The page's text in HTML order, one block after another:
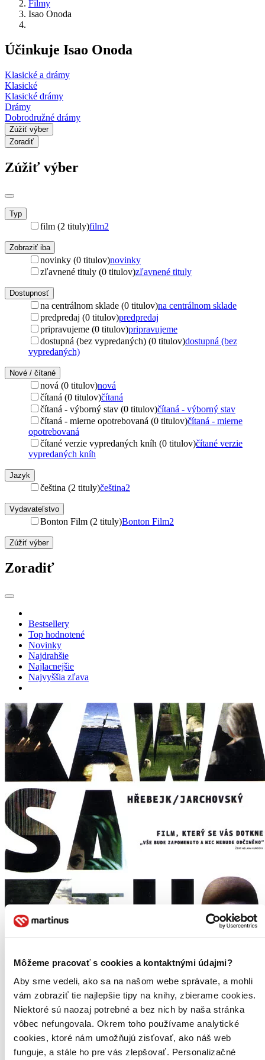
Môžeme pracovať s cookies a kontaktnými údajmi?
Aby sme vedeli, ako sa na našom webe správate, a mohli
vám zobraziť tie najlepšie tipy na knihy, zbierame cookies.
Niektoré sú naozaj potrebné a bez nich by naša stránka
vôbec nefungovala. Okrem toho používame analytické
cookies, ktoré nám umožňujú zisťovať, ako náš web
funguje, a stále ho pre vás zlepšovať. Personalizačné
Filmy
Isao Onoda
Účinkuje Isao Onoda
Klasické a drámy
Klasické
Klasické drámy
Drámy
Dobrodružné drámy
Zúžiť výber
Zoradiť
Zúžiť výber
Typ
film (2 tituly)film2
Zobraziť iba
novinky (0 titulov)novinky
zľavnené tituly (0 titulov)zľavnené tituly
Dostupnosť
na centrálnom sklade (0 titulov)na centrálnom sklade
predpredaj (0 titulov)predpredaj
pripravujeme (0 titulov)pripravujeme
dostupná (bez vypredaných) (0 titulov)dostupná (bez
vypredaných)
Nové / čítané
nová (0 titulov)nová
čítaná (0 titulov)čítaná
čítaná - výborný stav (0 titulov)čítaná - výborný stav
čítaná - mierne opotrebovaná (0 titulov)čítaná - mierne
opotrebovaná
čítané verzie vypredaných kníh (0 titulov)čítané verzie
vypredaných kníh
Jazyk
čeština (2 tituly)čeština2
Vydavateľstvo
Bonton Film (2 tituly)Bonton Film2
Zúžiť výber
Zoradiť
Bestsellery
Top hodnotené
Novinky
Najdrahšie
Najlacnejšie
Najvyššia zľava